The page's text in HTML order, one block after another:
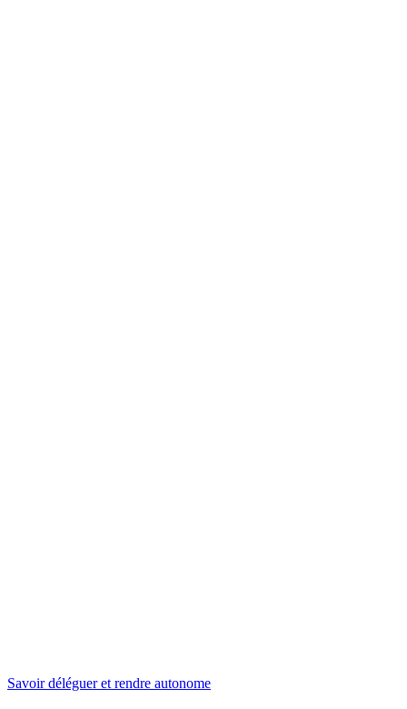
Savoir déléguer et rendre autonome